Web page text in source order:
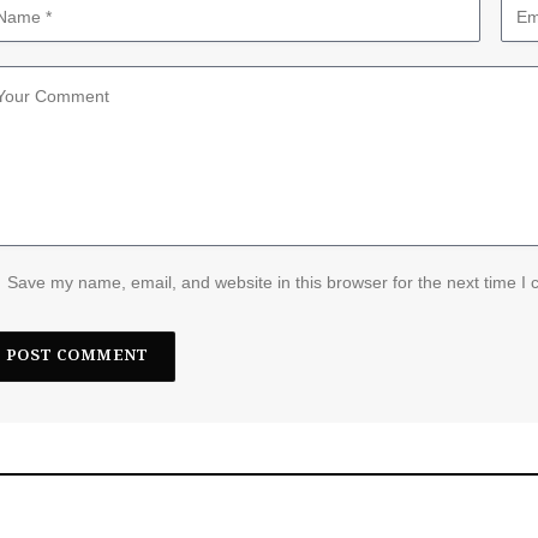
Save my name, email, and website in this browser for the next time I